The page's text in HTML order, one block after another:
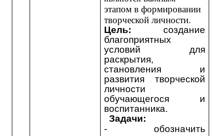
этапом в формировании
творческой личности.
Цель: создание
благоприятных
условий для
раскрытия,
становления и
развития творческой
личности
обучающегося и
воспитанника.
Задачи:
-
обозначить